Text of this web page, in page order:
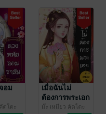
อม
ตโตะ
เมื่อฉันไม่
ต้องการพระเอก
ม๊ะ เหมียว คัตโตะ